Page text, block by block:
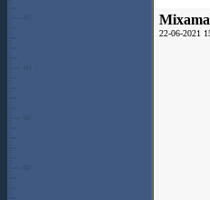
22-06-2021